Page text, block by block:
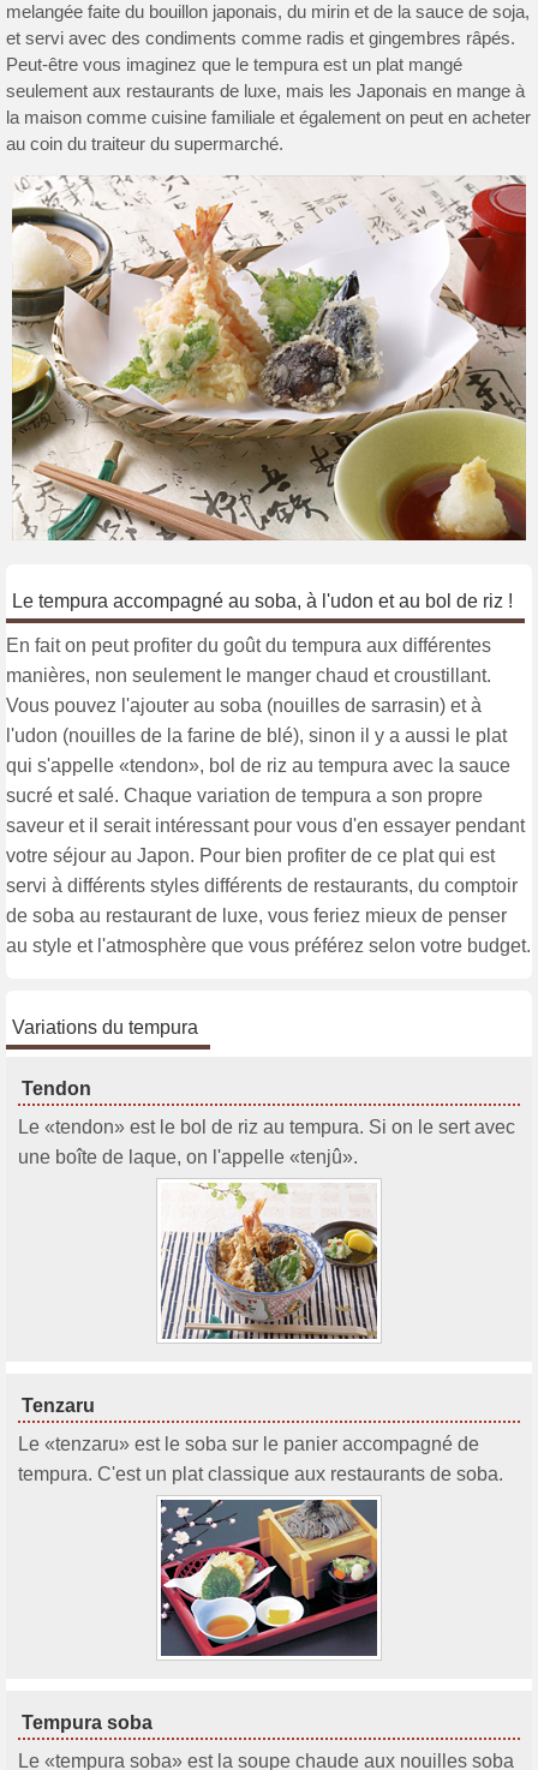
melangée faite du bouillon japonais, du mirin et de la sauce de soja,
et servi avec des condiments comme radis et gingembres râpés.
Peut-être vous imaginez que le tempura est un plat mangé
seulement aux restaurants de luxe, mais les Japonais en mange à
la maison comme cuisine familiale et également on peut en acheter
au coin du traiteur du supermarché.
Le tempura accompagné au soba, à l'udon et au bol de riz !
En fait on peut profiter du goût du tempura aux différentes
manières, non seulement le manger chaud et croustillant.
Vous pouvez l'ajouter au soba (nouilles de sarrasin) et à
l'udon (nouilles de la farine de blé), sinon il y a aussi le plat
qui s'appelle «tendon», bol de riz au tempura avec la sauce
sucré et salé. Chaque variation de tempura a son propre
saveur et il serait intéressant pour vous d'en essayer pendant
votre séjour au Japon. Pour bien profiter de ce plat qui est
servi à différents styles différents de restaurants, du comptoir
de soba au restaurant de luxe, vous feriez mieux de penser
au style et l'atmosphère que vous préférez selon votre budget.
Variations du tempura
Tendon
Le «tendon» est le bol de riz au tempura. Si on le sert avec
une boîte de laque, on l'appelle «tenjû».
Tenzaru
Le «tenzaru» est le soba sur le panier accompagné de
tempura. C'est un plat classique aux restaurants de soba.
Tempura soba
Le «tempura soba» est la soupe chaude aux nouilles soba